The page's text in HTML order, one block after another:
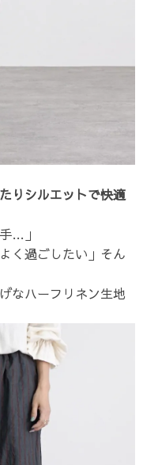
りシルエットで快適
…」
く過ごしたい」そん
なハーフリネン生地